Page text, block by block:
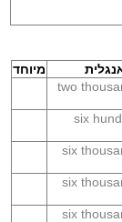
מיוחד
two
six
six
six
six